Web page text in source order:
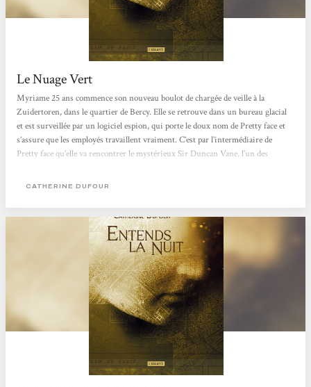
Le Nuage Vert
Myriame 25 ans commence son nouveau boulot de chargée de veille à la
Zuidertoren, dans le quartier de Bercy. Elle se retrouve dans un bureau glacial
et est surveillée par un logiciel espion, qui porte le doux nom de Pretty face et
s’assure que les employés travaillent vraiment. C’est par l’intermédiaire de
Pretty face qu’elle va rencontrer le mystérieux Sir Duncan Vane, l’un des
logement elle n’hésite pas trop longtemps, surtout qu’elle est très intriguée par
CATHERINE DUFOUR